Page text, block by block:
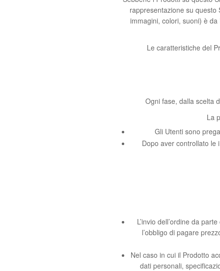
rappresentazione su
immagini, colori, suoni) è
Le caratteristiche del
Ogni fase, dalla scelta
La
Gli Utenti sono
Dopo aver controllato le
L’invio dell’ordine da
l’obbligo di pagare
Nel caso in cui il Prodotto
dati personali,